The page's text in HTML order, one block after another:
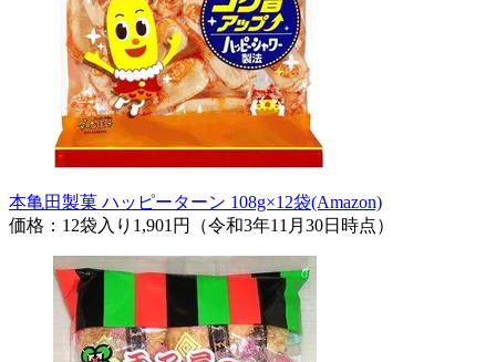
本亀田製菓 ハッピーターン 108g×12袋(Amazon)
価格：12袋入り1,901円（令和3年11月30日時点）